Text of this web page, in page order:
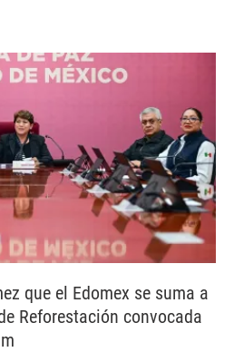
que el Edomex se suma a
Reforestación convocada